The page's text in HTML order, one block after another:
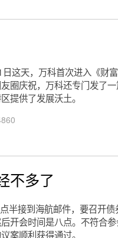
这天，万科首次进入《财
圈庆祝，万科还专门发了
提供了发展沃土。
不多了
半接到海航邮件，要召开
开会时间是八点。不符合
案顺利获得通过。